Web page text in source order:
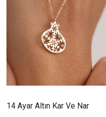
14 Ayar Altın Kar Ve Nar